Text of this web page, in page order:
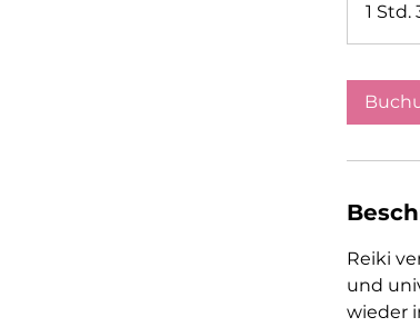
1 Std.
Reiki
und
wieder